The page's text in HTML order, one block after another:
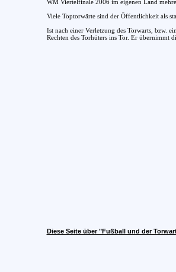
WM Viertelfinale 2006 im eigenen Land
Viele Toptorwärte sind der Öffentlichkeit als
Ist nach einer Verletzung des Torwarts, bzw.
Rechten des Torhüters ins Tor. Er übernimmt
Diese Seite über "Fußball und der